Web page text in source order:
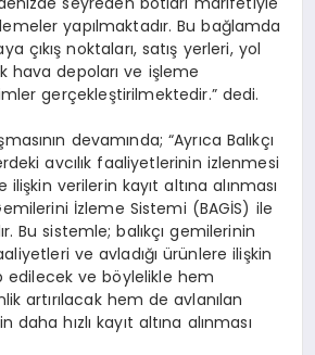
yapılmaktadır. Bu bağlamda
çıkış noktaları, satış yerleri, yol
hava depoları ve işleme
gerçekleştirilmektedir.” dedi.
devamında; “Ayrıca Balıkçı
avcılık faaliyetlerinin izlenmesi
verilerin kayıt altına alınması
İzleme Sistemi (BAGİS) ile
Bu sistemle; balıkçı gemilerinin
ve avladığı ürünlere ilişkin
edilecek ve böylelikle hem
artırılacak hem de avlanılan
hızlı kayıt altına alınması